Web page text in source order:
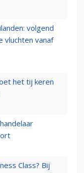
volgend
vluchten vanaf
het tij keren
Class? Bij